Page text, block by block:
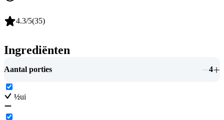
4.3/5(35)
Ingrediënten
Aantal porties 4
½ui